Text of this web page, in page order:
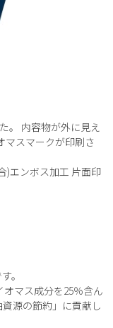
。 内容物が外に見え
マスマークが印刷さ
)エンボス加工 片面印
。
オマス成分を25％含ん
源の節約」に貢献し